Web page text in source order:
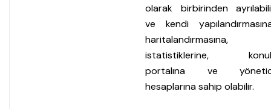
olarak birbirinden
ve kendi
haritalandırmasına,
istatistiklerine,
portalına ve
hesaplarına sahip olabilir.